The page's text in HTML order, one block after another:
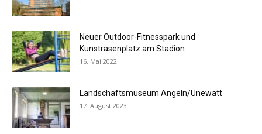
Neuer Outdoor-Fitnesspark und
Kunstrasenplatz am Stadion
16. Mai 2022
Landschaftsmuseum Angeln/Unewatt
17. August 2023